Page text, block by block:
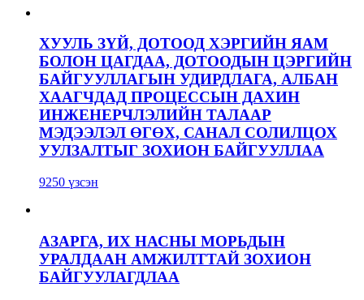
ХУУЛЬ ЗҮЙ, ДОТООД ХЭРГИЙН ЯАМ
БОЛОН ЦАГДАА, ДОТООДЫН ЦЭРГИЙН
БАЙГУУЛЛАГЫН УДИРДЛАГА, АЛБАН
ХААГЧДАД ПРОЦЕССЫН ДАХИН
ИНЖЕНЕРЧЛЭЛИЙН ТАЛААР
МЭДЭЭЛЭЛ ӨГӨХ, САНАЛ СОЛИЛЦОХ
УУЛЗАЛТЫГ ЗОХИОН БАЙГУУЛЛАА
9250 үзсэн
АЗАРГА, ИХ НАСНЫ МОРЬДЫН
УРАЛДААН АМЖИЛТТАЙ ЗОХИОН
БАЙГУУЛАГДЛАА